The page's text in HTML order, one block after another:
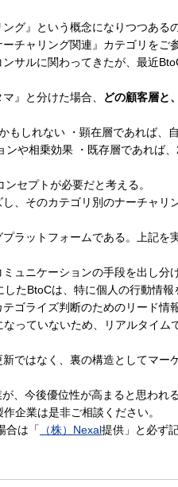
グ』という概念になりつつある
チャリング関連』カテゴリをご
サルに関わってきたが、最近
』と分けた場合、
どの顧客層と
しれない ・顕在層であれば、
や相乗効果 ・既存層であれば
セプトが必要だと考える。
、そのカテゴリ別のナーチャリ
ラットフォームである。上記を
ュニケーションの手段を出し分
たBtoCは、特に個人の行動情
ゴライズ判断のためのリード情
っていないため、リアルタイム
ではなく、裏の構造としてマー
、今後優位性が高まると思われる
企業は是非ご相談ください。
合は「
（株）Nexal提供」と必ず